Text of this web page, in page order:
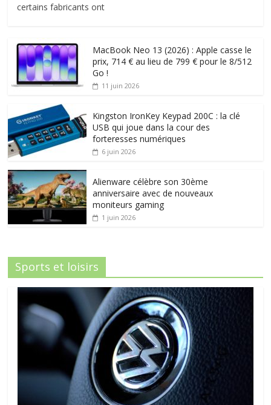
certains fabricants ont
MacBook Neo 13 (2026) : Apple casse le
prix, 714 € au lieu de 799 € pour le 8/512
Go !
11 juin 2026
Kingston IronKey Keypad 200C : la clé
USB qui joue dans la cour des
forteresses numériques
6 juin 2026
Alienware célèbre son 30ème
anniversaire avec de nouveaux
moniteurs gaming
1 juin 2026
Sports et loisirs